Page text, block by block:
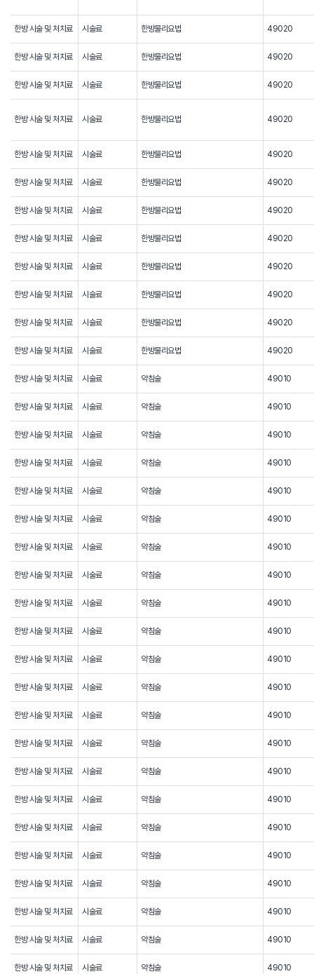
한방 시술 및 처치료 시술료 한방물리요법 49020
한방 시술 및 처치료 시술료 한방물리요법 49020
한방 시술 및 처치료 시술료 한방물리요법 49020
한방 시술 및 처치료 시술료 한방물리요법 49020
한방 시술 및 처치료 시술료 한방물리요법 49020
한방 시술 및 처치료 시술료 한방물리요법 49020
한방 시술 및 처치료 시술료 한방물리요법 49020
한방 시술 및 처치료 시술료 한방물리요법 49020
한방 시술 및 처치료 시술료 한방물리요법 49020
한방 시술 및 처치료 시술료 한방물리요법 49020
한방 시술 및 처치료 시술료 한방물리요법 49020
한방 시술 및 처치료 시술료 한방물리요법 49020
한방 시술 및 처치료 시술료 약침술 49010
한방 시술 및 처치료 시술료 약침술 49010
한방 시술 및 처치료 시술료 약침술 49010
한방 시술 및 처치료 시술료 약침술 49010
한방 시술 및 처치료 시술료 약침술 49010
한방 시술 및 처치료 시술료 약침술 49010
한방 시술 및 처치료 시술료 약침술 49010
한방 시술 및 처치료 시술료 약침술 49010
한방 시술 및 처치료 시술료 약침술 49010
한방 시술 및 처치료 시술료 약침술 49010
한방 시술 및 처치료 시술료 약침술 49010
한방 시술 및 처치료 시술료 약침술 49010
한방 시술 및 처치료 시술료 약침술 49010
한방 시술 및 처치료 시술료 약침술 49010
한방 시술 및 처치료 시술료 약침술 49010
한방 시술 및 처치료 시술료 약침술 49010
한방 시술 및 처치료 시술료 약침술 49010
한방 시술 및 처치료 시술료 약침술 49010
한방 시술 및 처치료 시술료 약침술 49010
한방 시술 및 처치료 시술료 약침술 49010
한방 시술 및 처치료 시술료 약침술 49010
한방 시술 및 처치료 시술료 약침술 49010